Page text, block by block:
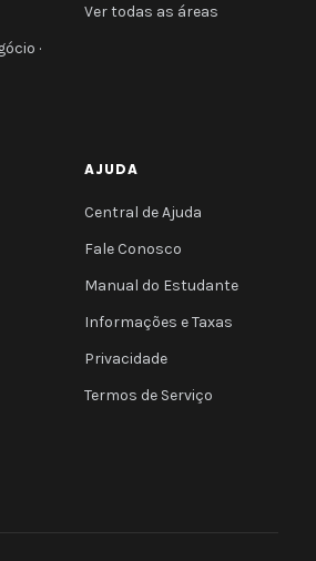
·
Ver todas as áreas
AJUDA
Central de Ajuda
Fale Conosco
Manual do Estudante
Informações e Taxas
Privacidade
Termos de Serviço